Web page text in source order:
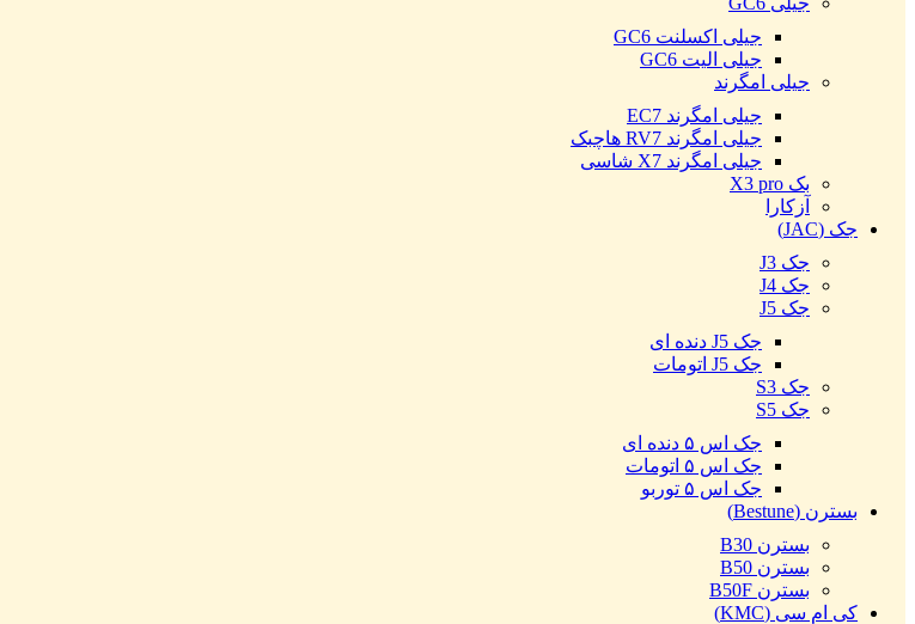
جیلی اکسلنت GC6
جیلی الیت GC6
جیلی امگرند
جیلی امگرند EC7
جیلی امگرند RV7 هاچبک
جیلی امگرند X7 شاسی
بک X3 pro
آزکارا
جک (JAC)
جک J3
جک J4
جک J5
جک J5 دنده ای
جک J5 اتومات
جک S3
جک S5
جک اس ۵ دنده ای
جک اس ۵ اتومات
جک اس ۵ توربو
بسترن (Bestune)
بسترن B30
بسترن B50
بسترن B50F
کی ام سی (KMC)